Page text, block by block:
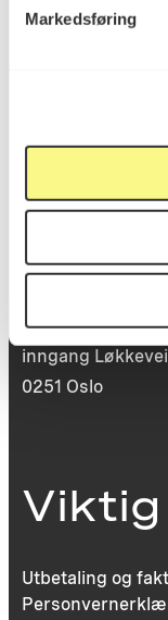
Markedsføring
St. Olavs plass
Victoria Terrasse
inngang
0251 Oslo
Utbetaling og